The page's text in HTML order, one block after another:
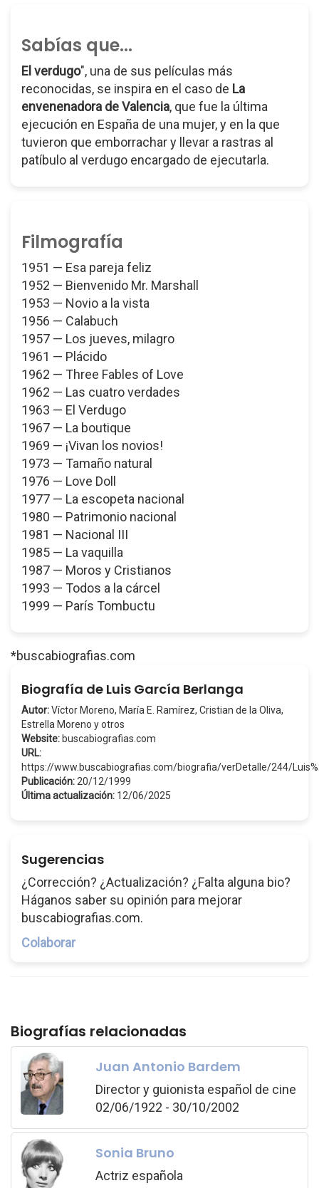
Sabías que...
El verdugo", una de sus películas más
reconocidas, se inspira en el caso de La
envenenadora de Valencia, que fue la última
ejecución en España de una mujer, y en la que
tuvieron que emborrachar y llevar a rastras al
patíbulo al verdugo encargado de ejecutarla.
Filmografía
1951 — Esa pareja feliz
1952 — Bienvenido Mr. Marshall
1953 — Novio a la vista
1956 — Calabuch
1957 — Los jueves, milagro
1961 — Plácido
1962 — Three Fables of Love
1962 — Las cuatro verdades
1963 — El Verdugo
1967 — La boutique
1969 — ¡Vivan los novios!
1973 — Tamaño natural
1976 — Love Doll
1977 — La escopeta nacional
1980 — Patrimonio nacional
1981 — Nacional III
1985 — La vaquilla
1987 — Moros y Cristianos
1993 — Todos a la cárcel
1999 — París Tombuctu
*buscabiografias.com
Biografía de Luis García Berlanga
Autor:Víctor Moreno, María E. Ramírez, Cristian de la Oliva,
Estrella Moreno y otros
Website: buscabiografias.com
URL:
https://www.buscabiografias.com/biografia/verDetalle/244/
Publicación: 20/12/1999
Última actualización: 12/06/2025
Sugerencias
¿Corrección? ¿Actualización? ¿Falta alguna bio?
Háganos saber su opinión para mejorar
buscabiografias.com.
Colaborar
Biografías relacionadas
Juan Antonio Bardem
Director y guionista español de cine
02/06/1922 - 30/10/2002
Sonia Bruno
Actriz española